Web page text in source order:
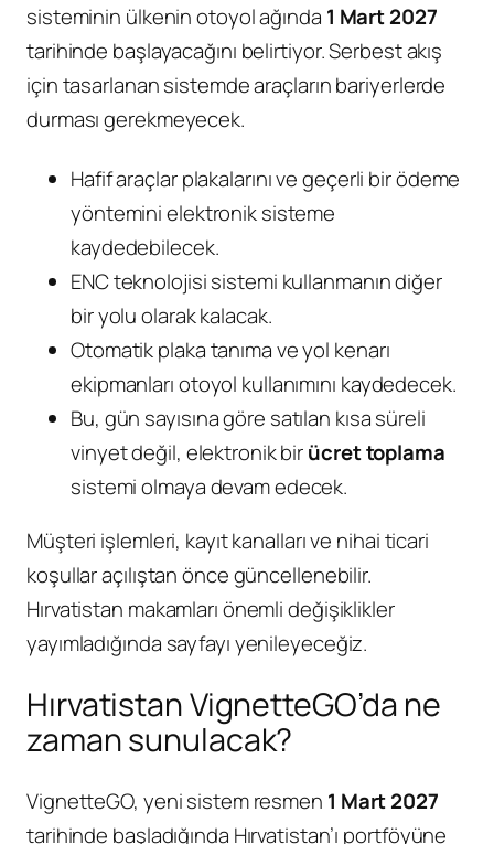
sisteminin ülkenin otoyol ağında 1 Mart 2027
tarihinde başlayacağını belirtiyor. Serbest akış
için tasarlanan sistemde araçların bariyerlerde
durması gerekmeyecek.
Hafif araçlar plakalarını ve geçerli bir ödeme
yöntemini elektronik sisteme
kaydedebilecek.
ENC teknolojisi sistemi kullanmanın diğer
bir yolu olarak kalacak.
Otomatik plaka tanıma ve yol kenarı
ekipmanları otoyol kullanımını kaydedecek.
Bu, gün sayısına göre satılan kısa süreli
vinyet değil, elektronik birücret toplama
sistemi olmaya devam edecek.
Müşteri işlemleri, kayıt kanalları ve nihai ticari
koşullar açılıştan önce güncellenebilir.
Hırvatistan makamları önemli değişiklikler
yayımladığında sayfayı yenileyeceğiz.
Hırvatistan VignetteGO’da ne
zaman sunulacak?
VignetteGO, yeni sistem resmen 1 Mart 2027
tarihinde başladığında Hırvatistan’ı portföyüne